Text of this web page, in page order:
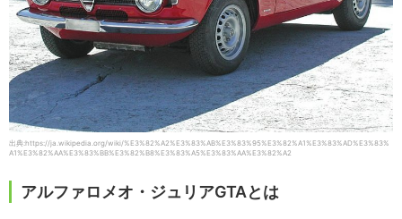
出典:https://ja.wikipedia.org/wiki/%E3%82%A2%E3%83%AB%E3%83%95%E3%82%A1%E3%83%AD%E3%83%
A1%E3%82%AA%E3%83%BB%E3%82%B8%E3%83%A5%E3%83%AA%E3%82%A2
アルファロメオ・ジュリアGTAとは